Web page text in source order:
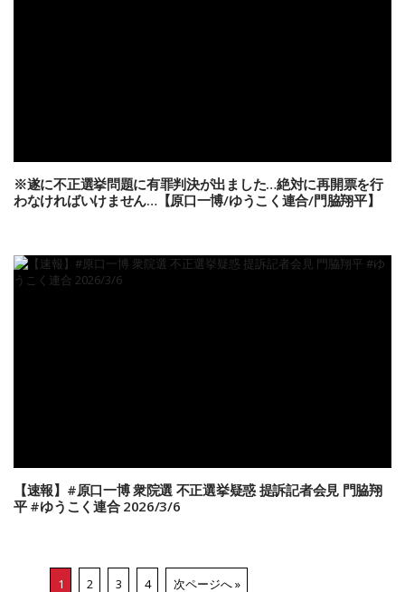
※遂に不正選挙問題に有罪判決が出ました…絶対に再開票を行
わなければいけません…【原口一博/ゆうこく連合/門脇翔平】
【速報】#原口一博 衆院選 不正選挙疑惑 提訴記者会見 門脇翔
平 #ゆうこく連合 2026/3/6
1 2 3 4 次ページへ »